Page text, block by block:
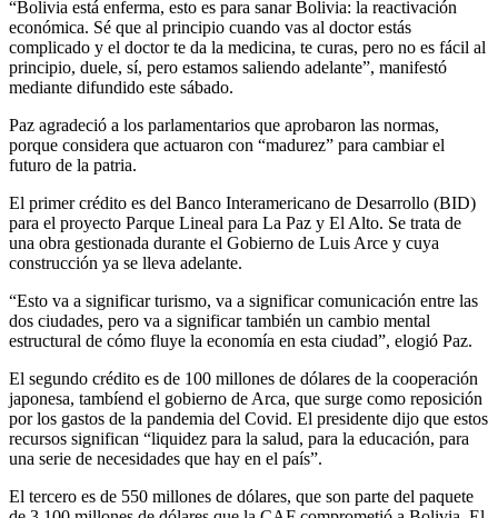
“Bolivia está enferma, esto es para sanar Bolivia: la reactivación
económica. Sé que al principio cuando vas al doctor estás
complicado y el doctor te da la medicina, te curas, pero no es fácil al
principio, duele, sí, pero estamos saliendo adelante”, manifestó
mediante difundido este sábado.
Paz agradeció a los parlamentarios que aprobaron las normas,
porque considera que actuaron con “madurez” para cambiar el
futuro de la patria.
El primer crédito es del Banco Interamericano de Desarrollo (BID)
para el proyecto Parque Lineal para La Paz y El Alto. Se trata de
una obra gestionada durante el Gobierno de Luis Arce y cuya
construcción ya se lleva adelante.
“Esto va a significar turismo, va a significar comunicación entre las
dos ciudades, pero va a significar también un cambio mental
estructural de cómo fluye la economía en esta ciudad”, elogió Paz.
El segundo crédito es de 100 millones de dólares de la cooperación
japonesa, tambíend el gobierno de Arca, que surge como reposición
por los gastos de la pandemia del Covid. El presidente dijo que estos
recursos significan “liquidez para la salud, para la educación, para
una serie de necesidades que hay en el país”.
El tercero es de 550 millones de dólares, que son parte del paquete